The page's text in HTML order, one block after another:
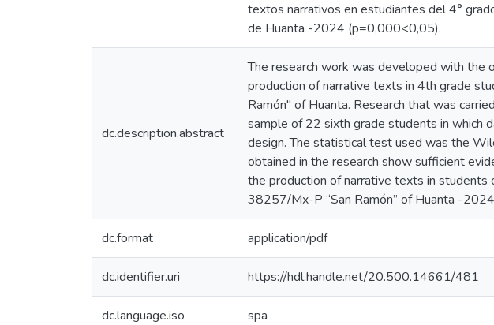
textos narrativos en estudiantes del 4°
de Huanta -2024 (p=0,000<0,05).
dc.description.abstract
The research work was developed with
production of narrative texts in 4th grade
Ramón" of Huanta. Research that was
sample of 22 sixth grade students in which
design. The statistical test used was the
obtained in the research show sufficient
the production of narrative texts in
38257/Mx-P “San Ramón” of Huanta -
dc.format application/pdf
dc.identifier.uri https://hdl.handle.net/20.500.14661/481
dc.language.iso spa